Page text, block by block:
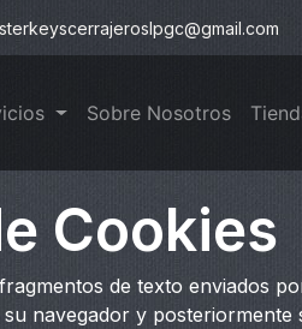
Sobre Nosotros
Cookies
de texto enviados
navegador y